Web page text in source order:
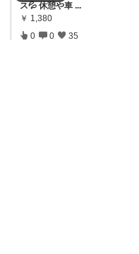
ス💦 休憩や車 ...
￥ 1,380
0 0 35